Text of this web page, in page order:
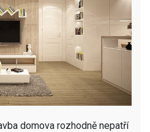
domova rozhodně nepatří